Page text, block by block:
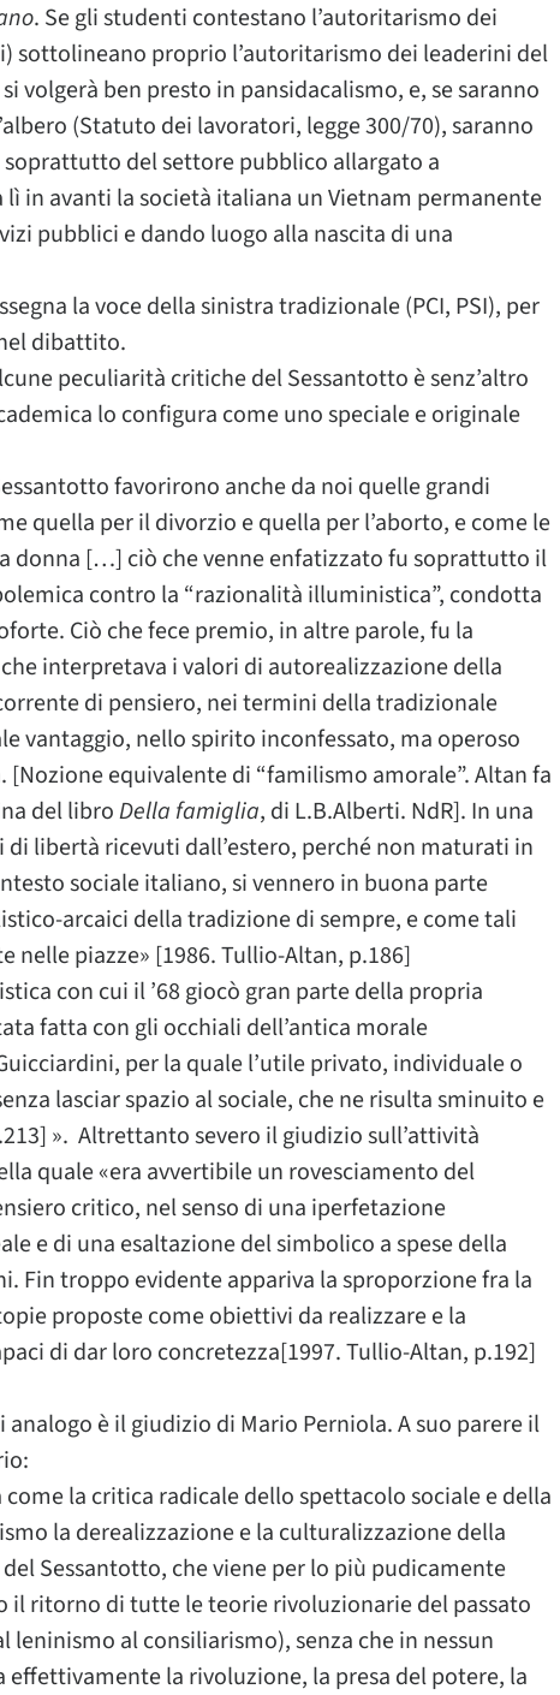
. Se gli studenti contestano l’autoritarismo dei
sottolineano proprio l’autoritarismo dei leaderini del
volgerà ben presto in pansidacalismo, e, se saranno
(Statuto dei lavoratori, legge 300/70), saranno
del settore pubblico allargato a
in avanti la società italiana un Vietnam permanente
pubblici e dando luogo alla nascita di una
la voce della sinistra tradizionale (PCI, PSI), per
dibattito.
peculiarità critiche del Sessantotto è senz’altro
lo configura come uno speciale e originale
favorirono anche da noi quelle grandi
quella per il divorzio e quella per l’aborto, e come le
donna […] ciò che venne enfatizzato fu soprattutto il
contro la “razionalità illuministica”, condotta
Ciò che fece premio, in altre parole, fu la
interpretava i valori di autorealizzazione della
di pensiero, nei termini della tradizionale
vantaggio, nello spirito inconfessato, ma operoso
equivalente di “familismo amorale”. Altan fa
del libroDella famiglia, di L.B.Alberti. NdR]. In una
libertà ricevuti dall’estero, perché non maturati in
sociale italiano, si vennero in buona parte
arcaici della tradizione di sempre, e come tali
piazze» [1986. Tullio-Altan, p.186]
con cui il ’68 giocò gran parte della propria
fatta con gli occhiali dell’antica morale
per la quale l’utile privato, individuale o
lasciar spazio al sociale, che ne risulta sminuito e
». Altrettanto severo il giudizio sull’attività
quale «era avvertibile un rovesciamento del
critico, nel senso di una iperfetazione
e di una esaltazione del simbolico a spese della
Fin troppo evidente appariva la sproporzione fra la
proposte come obiettivi da realizzare e la
di dar loro concretezza[1997. Tullio-Altan, p.192]
è il giudizio di Mario Perniola. A suo parere il
la critica radicale dello spettacolo sociale e della
la derealizzazione e la culturalizzazione della
Sessantotto, che viene per lo più pudicamente
il ritorno di tutte le teorie rivoluzionarie del passato
leninismo al consiliarismo), senza che in nessun
effettivamente la rivoluzione, la presa del potere, la